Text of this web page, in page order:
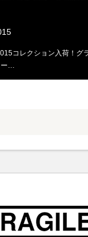
コレクション入荷！グ
ー…